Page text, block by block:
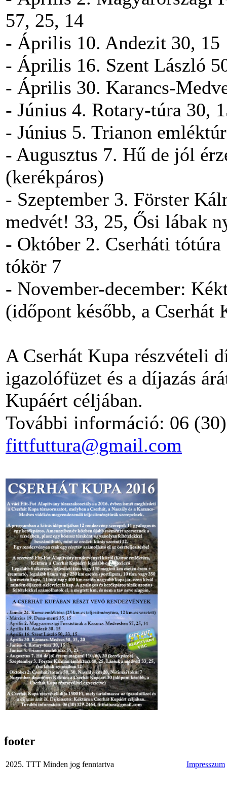
57, 25, 14
- Április 10. Andezit 30, 15
- Április 16. Szent László
- Április 30. Karancs-
- Június 4. Rotary-túra 30,
- Június 5. Trianon
- Augusztus 7. Hű de jól
(kerékpáros)
- Szeptember 3. Förster
medvét! 33, 25, Ősi lábak
- Október 2. Cserháti
tókör 7
- November-december:
(időpont később, a Cserhát
A Cserhát Kupa részvételi
igazolófüzet és a díjazás
Kupáért céljában.
További információ: 06
fittfuttura@gmail.com
footer
2025. TTT Minden jog fenntartva Impresszum